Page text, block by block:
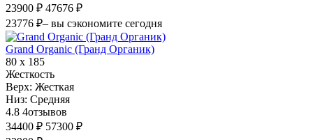
23900 ₽ 47676 ₽
23776 ₽– вы сэкономите сегодня
Grand Organic (Гранд Органик)
80 х 185
Жесткость
Верх: Жесткая
Низ: Средняя
4.8 4отзывов
34400 ₽ 57300 ₽